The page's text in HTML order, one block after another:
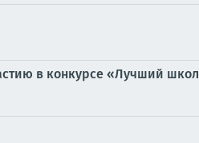
в конкурсе «Лучший